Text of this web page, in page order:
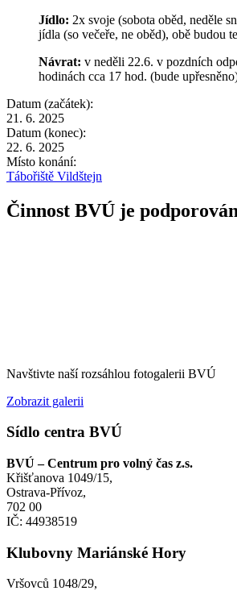
Jídlo: 2x svoje (sobota oběd, neděle
jídla (so večeře, ne oběd), obě budou
Návrat: v neděli 22.6. v pozdních
hodinách cca 17 hod. (bude
Datum (začátek):
21. 6. 2025
Datum (konec):
22. 6. 2025
Místo konání:
Tábořiště Vildštejn
Činnost BVÚ je
Navštivte naší rozsáhlou fotogalerii BVÚ
Zobrazit galerii
Sídlo centra BVÚ
BVÚ – Centrum pro volný čas z.s.
Křišťanova 1049/15,
Ostrava-Přívoz,
702 00
IČ: 44938519
Klubovny Mariánské Hory
Vršovců 1048/29,